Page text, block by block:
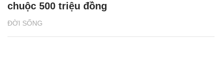
ĐỜI SỐNG
chuộc 500 triệu đồng